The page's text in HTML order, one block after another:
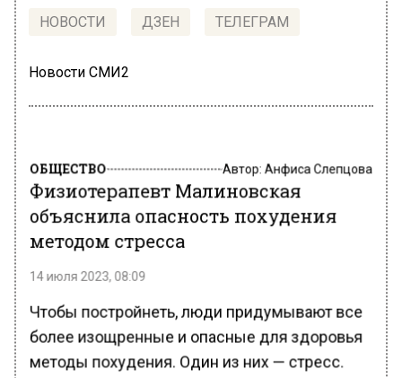
НОВОСТИ ДЗЕН ТЕЛЕГРАМ
Новости СМИ2
ОБЩЕСТВО Автор: Анфиса Слепцова
Физиотерапевт Малиновская
объяснила опасность похудения
методом стресса
14 июля 2023, 08:09
Чтобы постройнеть, люди придумывают все
более изощренные и опасные для здоровья
методы похудения. Один из них — стресс.